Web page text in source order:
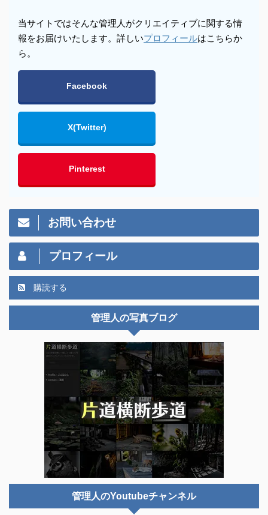
当サイトではそんな管理人がクリエイティブに関する情
報をお届けいたします。詳しいプロフィールはこちらか
ら。
Facebook
X(Twitter)
Pinterest
お問い合わせ
プロフィール
購読する
管理人の写真ブログ
管理人のYoutubeチャンネル